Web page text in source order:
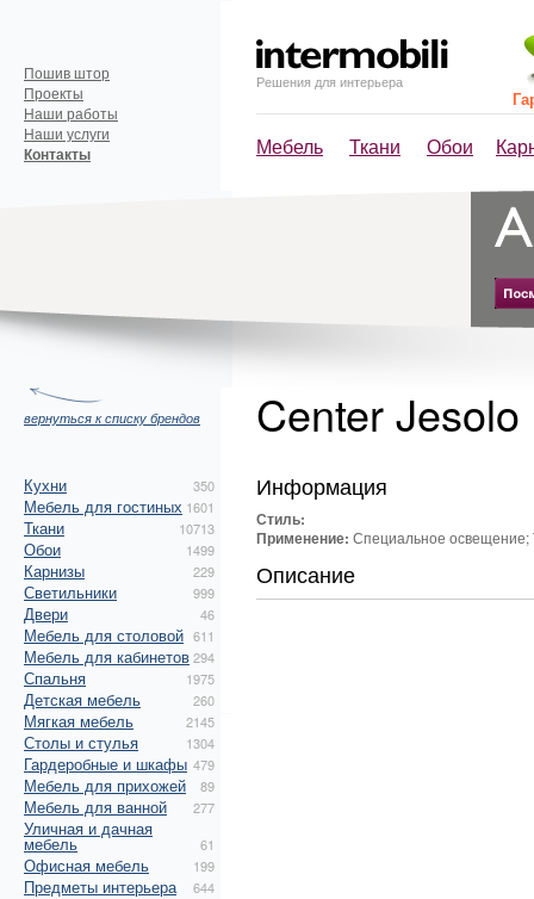
Решения для интерьера
Мебель Ткани Обои
Пошив штор
Проекты
Наши работы
Наши услуги
Контакты
вернуться к списку брендов
Кухни 350
Мебель для гостиных 1601
Ткани 10713
Обои 1499
Карнизы 229
Светильники 999
Двери 46
Мебель для столовой 611
Мебель для кабинетов294
Спальня 1975
Детская мебель 260
Мягкая мебель 2145
Столы и стулья 1304
Гардеробные и шкафы 479
Мебель для прихожей 89
Мебель для ванной 277
Уличная и дачная
мебель 61
Офисная мебель 199
Предметы интерьера 644
Center
Информация
Стиль:
Применение: Специальное
Описание